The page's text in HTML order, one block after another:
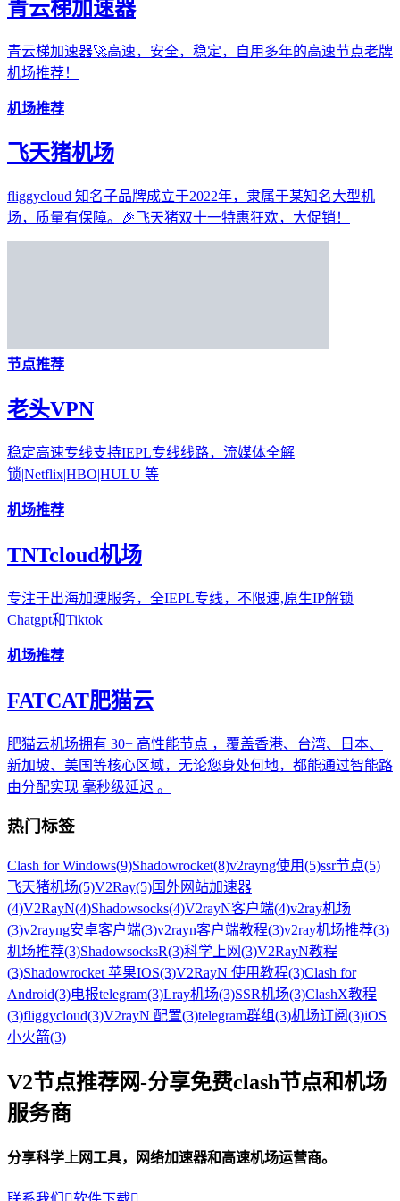
青云梯加速器
青云梯加速器🚀高速，安全，稳定，自用多年的高速节点老牌
机场推荐！
机场推荐
飞天猪机场
fliggycloud 知名子品牌成立于2022年，隶属于某知名大型机
场，质量有保障。🎉飞天猪双十一特惠狂欢，大促销！
节点推荐
老头VPN
稳定高速专线支持IEPL专线线路，流媒体全解
锁|Netflix|HBO|HULU 等
机场推荐
TNTcloud机场
专注于出海加速服务，全IEPL专线，不限速,原生IP解锁
Chatgpt和Tiktok
机场推荐
FATCAT肥猫云
肥猫云机场拥有 30+ 高性能节点 ，覆盖香港、台湾、日本、
新加坡、美国等核心区域，无论您身处何地，都能通过智能路
由分配实现 毫秒级延迟 。
热门标签
Clash for Windows(9)Shadowrocket(8)v2rayng使用(5)ssr节点(5)
飞天猪机场(5)V2Ray(5)国外网站加速器
(4)V2RayN(4)Shadowsocks(4)V2rayN客户端(4)v2ray机场
(3)v2rayng安卓客户端(3)v2rayn客户端教程(3)v2ray机场推荐(3)
机场推荐(3)ShadowsocksR(3)科学上网(3)V2RayN教程
(3)Shadowrocket 苹果IOS(3)V2RayN 使用教程(3)Clash for
Android(3)电报telegram(3)Lray机场(3)SSR机场(3)ClashX教程
(3)fliggycloud(3)V2rayN 配置(3)telegram群组(3)机场订阅(3)iOS
小火箭(3)
V2节点推荐网-分享免费clash节点和机场
服务商
分享科学上网工具，网络加速器和高速机场运营商。